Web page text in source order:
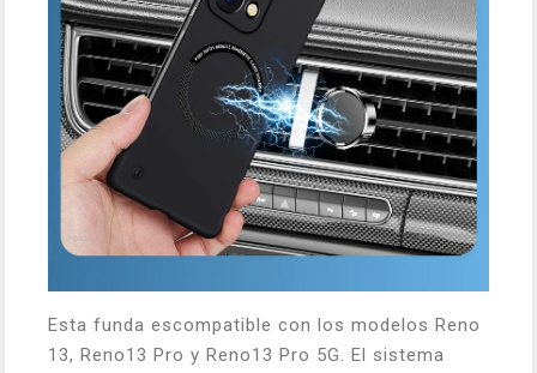
Esta funda escompatible con los modelos Reno
13, Reno13 Pro y Reno13 Pro 5G. El sistema